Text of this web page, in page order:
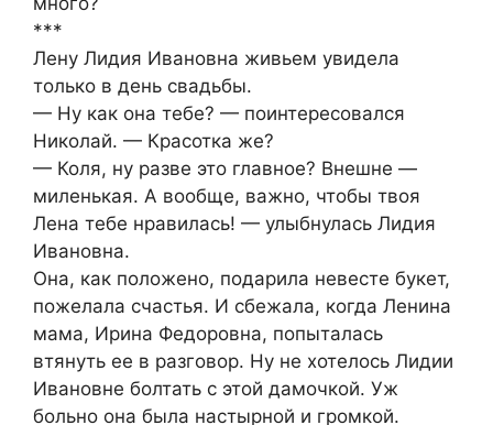
***
Лену Лидия Ивановна живьем увидела
только в день свадьбы.
— Ну как она тебе? — поинтересовался
Николай. — Красотка же?
— Коля, ну разве это главное? Внешне —
миленькая. А вообще, важно, чтобы твоя
Лена тебе нравилась! — улыбнулась Лидия
Ивановна.
Она, как положено, подарила невесте букет,
пожелала счастья. И сбежала, когда Ленина
мама, Ирина Федоровна, попыталась
втянуть ее в разговор. Ну не хотелось Лидии
Ивановне болтать с этой дамочкой. Уж
больно она была настырной и громкой.